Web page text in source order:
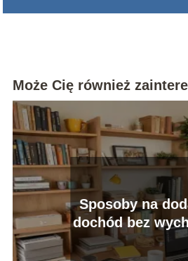
Może Cię również
Sposoby na
dochód bez
z domu